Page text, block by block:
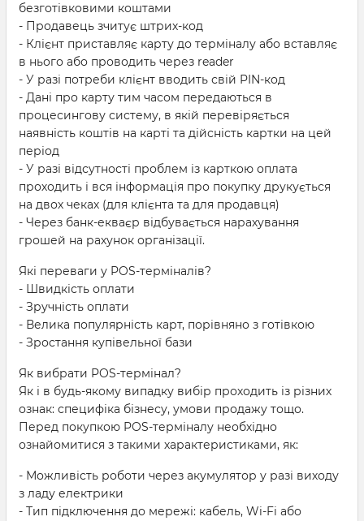
безготівковими коштами
- Продавець зчитує штрих-код
- Клієнт приставляє карту до терміналу або вставляє
в нього або проводить через reader
- У разі потреби клієнт вводить свій PIN-код
- Дані про карту тим часом передаються в
процесингову систему, в якій перевіряється
наявність коштів на карті та дійсність картки на цей
період
- У разі відсутності проблем із карткою оплата
проходить і вся інформація про покупку друкується
на двох чеках (для клієнта та для продавця)
- Через банк-екваєр відбувається нарахування
грошей на рахунок організації.
Які переваги у POS-терміналів?
- Швидкість оплати
- Зручність оплати
- Велика популярність карт, порівняно з готівкою
- Зростання купівельної бази
Як вибрати POS-термінал?
Як і в будь-якому випадку вибір проходить із різних
ознак: специфіка бізнесу, умови продажу тощо.
Перед покупкою POS-терміналу необхідно
ознайомитися з такими характеристиками, як:
- Можливість роботи через акумулятор у разі виходу
з ладу електрики
- Тип підключення до мережі: кабель, Wi-Fi або